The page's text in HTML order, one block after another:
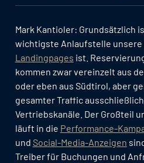
Mark Kantioler: Grundsätzlich
wichtigste Anlaufstelle
Landingpages ist.
kommen zwar vereinzelt aus
oder eben aus Südtirol, aber
gesamter Traffic
Vertriebskanäle. Der Großteil
läuft in die Performance-
und Social-Media-Anzeigen
Treiber für Buchungen und